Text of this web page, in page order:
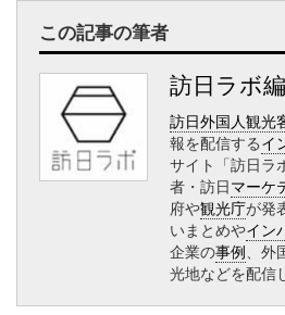
この記事の筆者
訪日ラボ
訪日外国人観光
報を配信するイ
サイト「訪日ラ
者・訪日マーケ
府や観光庁が発
いまとめやイン
企業の事例 、
光地などを配信